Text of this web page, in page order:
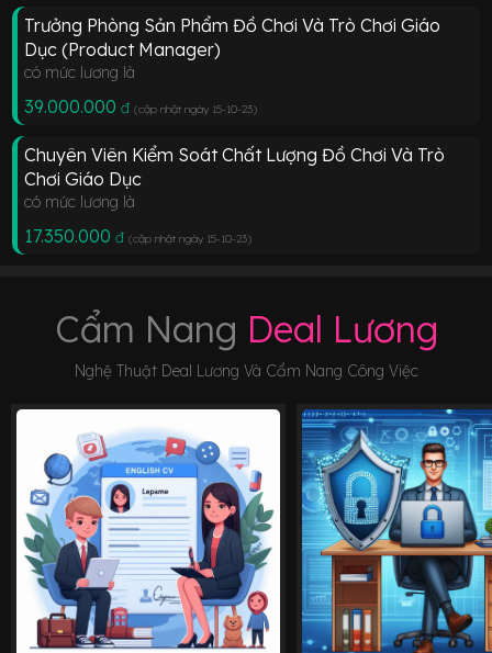
Trưởng Phòng Sản Phẩm Đồ Chơi Và Trò Chơi Giáo
Dục (Product Manager)
có mức lương là
39.000.000 đ (cập nhật ngày 15-10-23)
Chuyên Viên Kiểm Soát Chất Lượng Đồ Chơi Và Trò
Chơi Giáo Dục
có mức lương là
17.350.000 đ (cập nhật ngày 15-10-23)
Cẩm Nang Deal Lương
Nghệ Thuật Deal Lương Và Cẩm Nang Công Việc